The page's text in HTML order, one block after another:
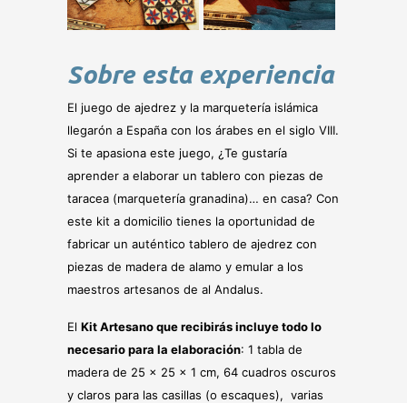
Sobre esta experiencia
El juego de ajedrez y la marquetería islámica
llegarón a España con los árabes en el siglo VIII.
Si te apasiona este juego, ¿Te gustaría
aprender a elaborar un tablero con piezas de
taracea (marquetería granadina)… en casa? Con
este kit a domicilio tienes la oportunidad de
fabricar un auténtico tablero de ajedrez con
piezas de madera de alamo y emular a los
maestros artesanos de al Andalus.
El Kit Artesano que recibirás incluye todo lo
necesario para la elaboración: 1 tabla de
madera de 25 x 25 x 1 cm, 64 cuadros oscuros
y claros para las casillas (o escaques), varias